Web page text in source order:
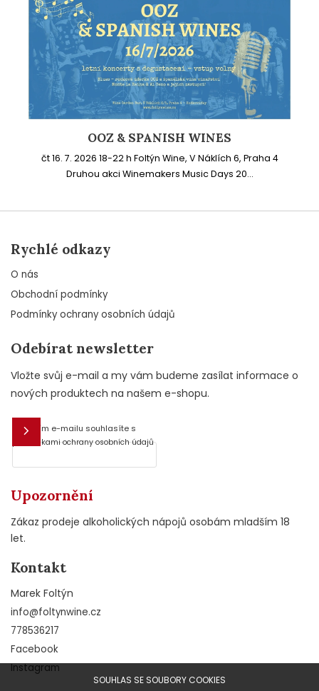
SOUHLAS SE SOUBORY COOKIES
OOZ & SPANISH WINES
čt 16. 7. 2026 18-22 h Foltýn Wine, V Náklích 6, Praha 4
Druhou akci Winemakers Music Days 20...
Rychlé odkazy
O nás
Obchodní podmínky
Podmínky ochrany osobních údajů
Odebírat newsletter
Vložte svůj e-mail a my vám budeme zasílat informace o
nových produktech na našem e-shopu.
E-mail
Vložením e-mailu souhlasíte s
podmínkami ochrany osobních údajů
Upozornění
Zákaz prodeje alkoholických nápojů osobám mladším 18
let.
Kontakt
Marek Foltýn
info@foltynwine.cz
778536217
Facebook
Instagram